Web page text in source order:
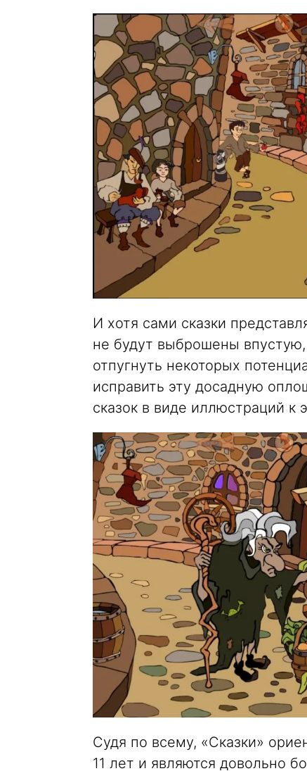
И хотя сами сказки
не будут выброшены
отпугнуть некоторых
исправить эту досадную
сказок в виде иллюстраций к
Судя по всему, «Сказки»
11 лет и являются довольно